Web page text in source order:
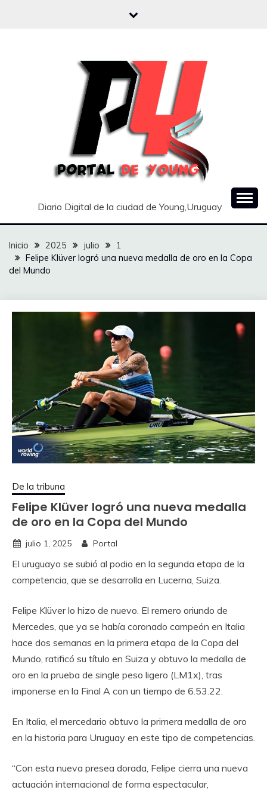
Diario Digital de la ciudad de Young,Uruguay
Inicio 2025 julio
1
Felipe Klüver logró una nueva medalla de oro en la Copa
del Mundo
De la tribuna
Felipe Klüver logró una nueva medalla
de oro en la Copa del Mundo
julio 1, 2025 Portal
El uruguayo se subió al podio en la segunda etapa de la
competencia, que se desarrolla en Lucerna, Suiza.
Felipe Klüver lo hizo de nuevo. El remero oriundo de
Mercedes, que ya se había coronado campeón en Italia
hace dos semanas en la primera etapa de la Copa del
Mundo, ratificó su título en Suiza y obtuvo la medalla de
oro en la prueba de single peso ligero (LM1x), tras
imponerse en la Final A con un tiempo de 6.53.22.
En Italia, el mercedario obtuvo la primera medalla de oro
en la historia para Uruguay en este tipo de competencias.
“Con esta nueva presea dorada, Felipe cierra una nueva
actuación internacional de forma espectacular,